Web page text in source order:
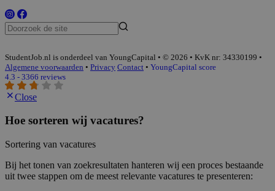
StudentJob.nl is onderdeel van YoungCapital • © 2026 • KvK nr: 34330199 •
Algemene voorwaarden • Privacy Contact • YoungCapital score
4.3 - 3366 reviews
Close
Hoe sorteren wij vacatures?
Sortering van vacatures
Bij het tonen van zoekresultaten hanteren wij een proces bestaande
uit twee stappen om de meest relevante vacatures te presenteren: